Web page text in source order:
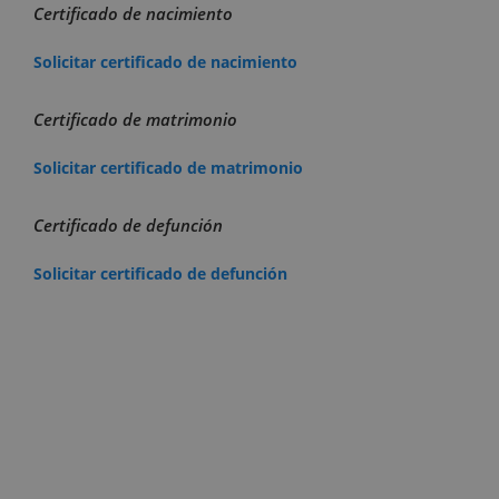
Certificado de nacimiento
Solicitar certificado de nacimiento
Certificado de matrimonio
Solicitar certificado de matrimonio
Certificado de defunción
Solicitar certificado de defunción